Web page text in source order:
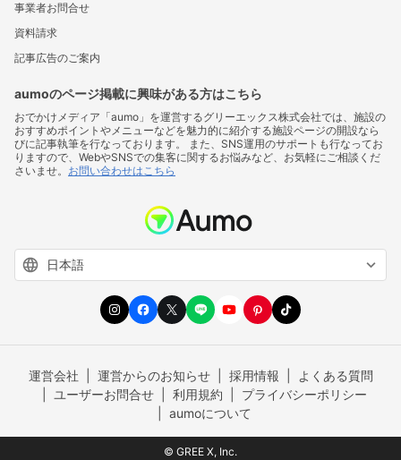
事業者お問合せ
資料請求
記事広告のご案内
aumoのページ掲載に興味がある方はこちら
おでかけメディア「aumo」を運営するグリーエックス株式会社では、施設の
おすすめポイントやメニューなどを魅力的に紹介する施設ページの開設なら
びに記事執筆を行なっております。 また、SNS運用のサポートも行なってお
りますので、WebやSNSでの集客に関するお悩みなど、お気軽にご相談くだ
さいませ。 お問い合わせはこちら
運営会社 運営からのお知らせ 採用情報
よくある質問
ユーザーお問合せ
利用規約
プライバシーポリシー
aumoについて
© GREE X, Inc.